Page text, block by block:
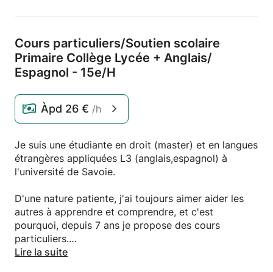
Cours particuliers/Soutien scolaire
Primaire Collège Lycée + Anglais/
Espagnol - 15e/H
Àpd 26 € /h
Je suis une étudiante en droit (master) et en langues
étrangères appliquées L3 (anglais,espagnol) à
l'université de Savoie.
D'une nature patiente, j'ai toujours aimer aider les
autres à apprendre et comprendre, et c'est
pourquoi, depuis 7 ans je propose des cours
particuliers.
Lire la suite